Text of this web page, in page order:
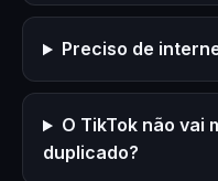
Preciso de
O TikTok não vai
duplicado?